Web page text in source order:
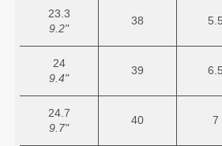
23.3
9.2"
38 5.5
24
9.4"
39 6.5
24.7
9.7"
40 7